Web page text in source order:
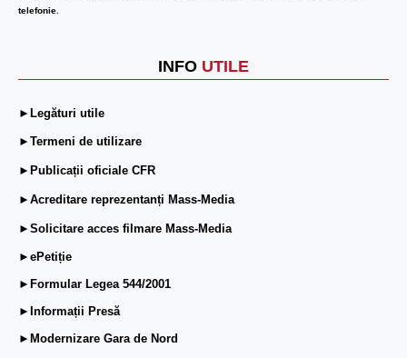
telefonie.
INFO UTILE
►Legături utile
►Termeni de utilizare
►Publicații oficiale CFR
►Acreditare reprezentanți Mass-Media
►Solicitare acces filmare Mass-Media
►ePetiție
►Formular Legea 544/2001
►Informații Presă
►Modernizare Gara de Nord